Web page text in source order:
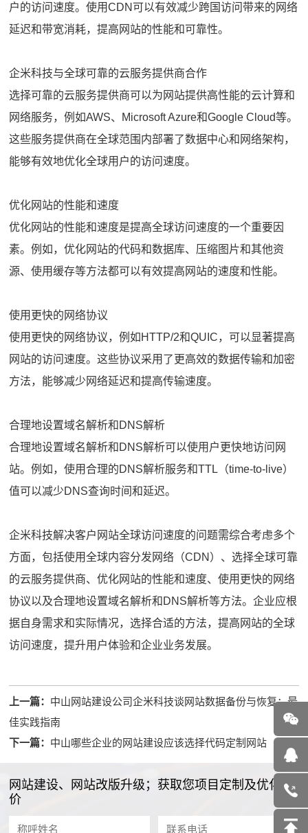
户的访问速度。使用CDN可以有效减少跨国访问带来的网络
延迟和带宽消耗，提高网站的性能和可靠性。
企米科技与全球可靠的云服务提供商合作
选择可靠的云服务提供商可以为网站提供高性能的云计算和
网络服务，例如AWS、Microsoft Azure和Google Cloud等。
这些服务提供商在全球范围内部署了数据中心和网络架构，
能够有效地优化全球用户的访问速度。
优化网站的性能和速度
优化网站的性能和速度是提高全球访问速度的一个重要因
素。例如，优化网站的代码和数据库、压缩图片和其他资
源、使用缓存等方法都可以有效提高网站的速度和性能。
使用更快的网络协议
使用更快的网络协议，例如HTTP/2和QUIC，可以显著提高
网站的访问速度。这些协议采用了更高效的数据传输和加密
方法，能够减少网络延迟和提高传输速度。
合理地设置域名解析和DNS解析
合理地设置域名解析和DNS解析可以使用户更快地访问网
站。例如，使用合理的DNS解析服务和TTL（time-to-live）
值可以减少DNS查询时间和延迟。
企米科技解决客户网站全球访问速度的问题需综合考虑多个
方面，包括使用全球内容分发网络（CDN）、选择全球可靠
的云服务提供商、优化网站的性能和速度、使用更快的网络
协议以及合理地设置域名解析和DNS解析等方法。企业应根
据自身需求和实际情况，选择合适的方法，提高网站的全球
访问速度，提升用户体验和企业业务发展。
上一篇： 中山网站建设公司企米科技谈网站数据备份与恢复：最
佳实践指南
下一篇： 中山哪些企业的网站建设应该选择代码定制网站
网站建设、网站改版升级；获取您项目定制及优化报
价